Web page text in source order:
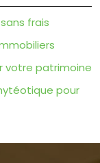
frais
votre patrimoine
pour